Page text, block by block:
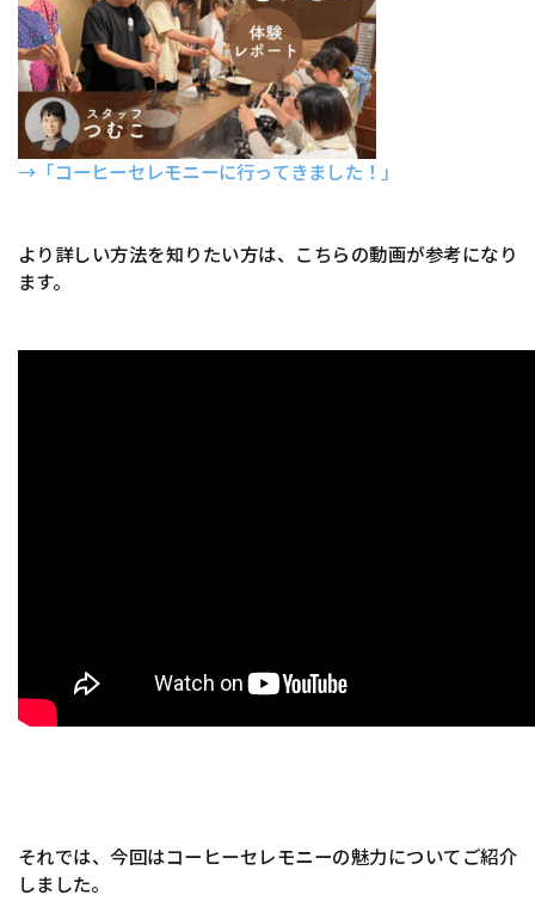
→「コーヒーセレモニーに行ってきました！」
より詳しい方法を知りたい方は、こちらの動画が参考になり
ます。
それでは、今回はコーヒーセレモニーの魅力についてご紹介
しました。